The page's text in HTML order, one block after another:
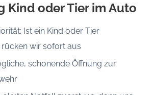
Kind oder Tier im Auto
Ist ein Kind oder Tier
wir sofort aus
schonende Öffnung zur